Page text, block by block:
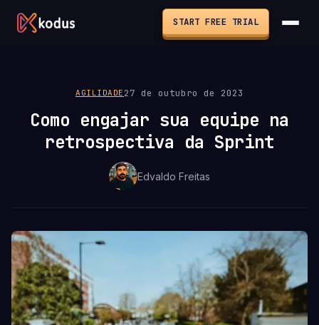
START FREE TRIAL
AGILIDADE 27 de outubro de 2023
Como engajar sua equipe na
retrospectiva da Sprint
Edvaldo Freitas